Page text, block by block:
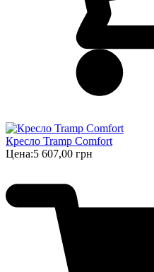
Кресло Tramp Comfort
Цена:5 607,00 грн